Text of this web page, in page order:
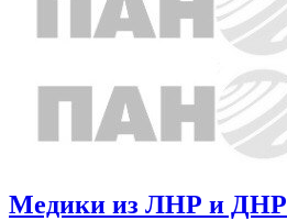
Медики из ЛНР и ДНР